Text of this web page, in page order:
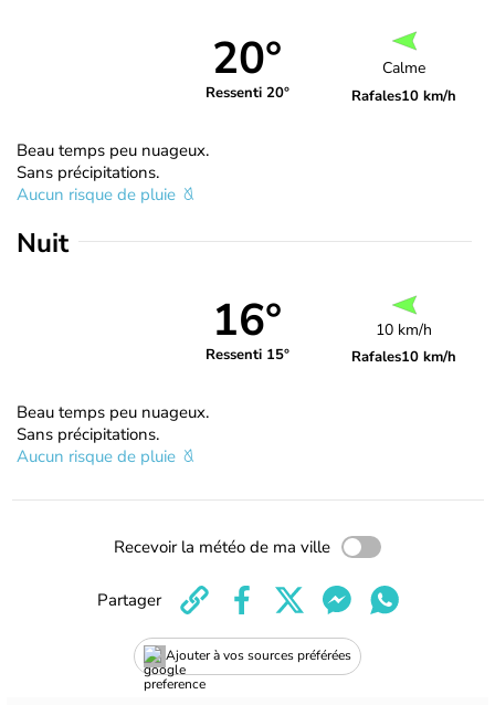
20°
Ressenti 20°
Calme
Rafales10 km/h
Beau temps peu nuageux.
Sans précipitations.
Aucun risque de pluie
Nuit
16°
Ressenti 15°
10 km/h
Rafales10 km/h
Beau temps peu nuageux.
Sans précipitations.
Aucun risque de pluie
Recevoir la météo de ma ville
Ajouter à vos sources préférées
Partager